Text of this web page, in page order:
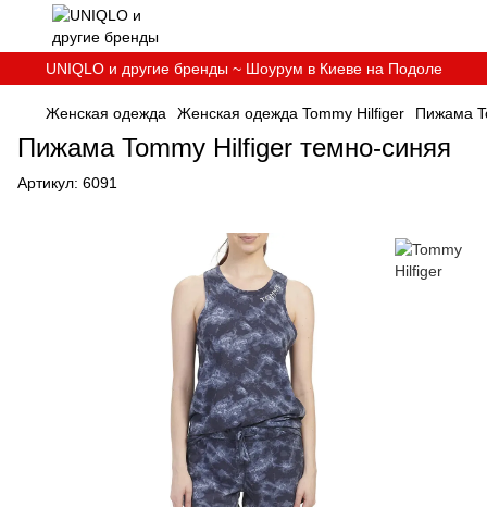
UNIQLO и другие бренды ~ Шоурум в Киеве на Подоле
Женская одежда Женская одежда Tommy Hilfiger Пижама
Пижама Tommy Hilfiger темно-синяя
Артикул: 6091